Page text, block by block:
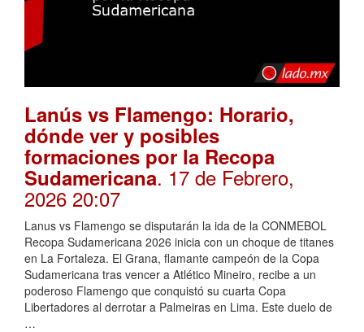
Lanús vs Flamengo: Horario,
dónde ver y posibles
formaciones por la Recopa
Sudamericana. 17 de Febrero,
2026 20:07
Lanus vs Flamengo se disputarán la ida de la CONMEBOL
Recopa Sudamericana 2026 inicia con un choque de titanes
en La Fortaleza. El Grana, flamante campeón de la Copa
Sudamericana tras vencer a Atlético Mineiro, recibe a un
poderoso Flamengo que conquistó su cuarta Copa
Libertadores al derrotar a Palmeiras en Lima. Este duelo de
…